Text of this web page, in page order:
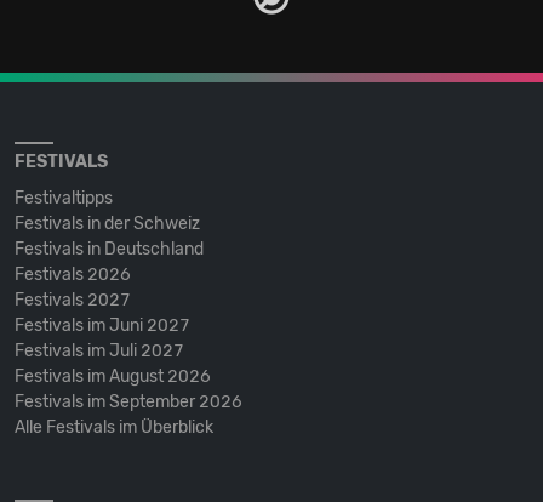
FESTIVALS
Festivaltipps
Festivals in der Schweiz
Festivals in Deutschland
Festivals 2026
Festivals 2027
Festivals im Juni 2027
Festivals im Juli 2027
Festivals im August 2026
Festivals im September 2026
Alle Festivals im Überblick